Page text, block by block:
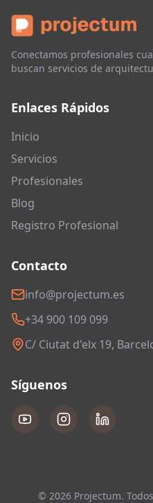
Conectamos profesionales
buscan servicios de
Enlaces Rápidos
Inicio
Servicios
Profesionales
Blog
Registro Profesional
Contacto
info@projectum.es
+34 900 109 099
C/ Ciutat d'elx 19,
Síguenos
© 2026 Projectum.